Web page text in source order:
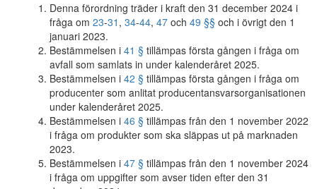
Denna förordning träder i kraft den 31 december 2024 i
fråga om 23-31 , 34-44, 47 och 49 §§ och i övrigt den 1
januari 2023.
Bestämmelsen i 41 § tillämpas första gången i fråga om
avfall som samlats in under kalenderåret 2025.
Bestämmelsen i 42 § tillämpas första gången i fråga om
producenter som anlitat producentansvarsorganisationen
under kalenderåret 2025.
Bestämmelsen i 46 § tillämpas från den 1 november 2022
i fråga om produkter som ska släppas ut på marknaden
2023.
Bestämmelsen i 47 § tillämpas från den 1 november 2024
i fråga om uppgifter som avser tiden efter den 31